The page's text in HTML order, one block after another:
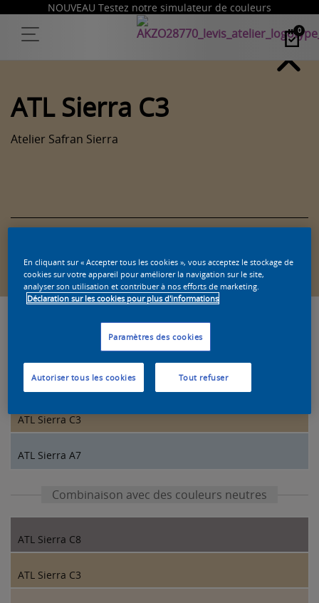
NOUVEAU Testez notre simulateur de couleurs
0
ATL Sierra C3
Atelier Safran Sierra
Trouvez un produit dans cette couleur
Combinaison de couleurs de nos designers
ATL Sierra C7
ATL Sierra C3
ATL Sierra A7
Combinaison avec des couleurs neutres
ATL Sierra C8
ATL Sierra C3
En cliquant sur « Accepter tous les cookies », vous acceptez le stockage de
cookies sur votre appareil pour améliorer la navigation sur le site,
analyser son utilisation et contribuer à nos efforts de marketing.
Déclaration sur les cookies pour plus d'informations
Paramètres des cookies
Tout refuser
Autoriser tous les cookies